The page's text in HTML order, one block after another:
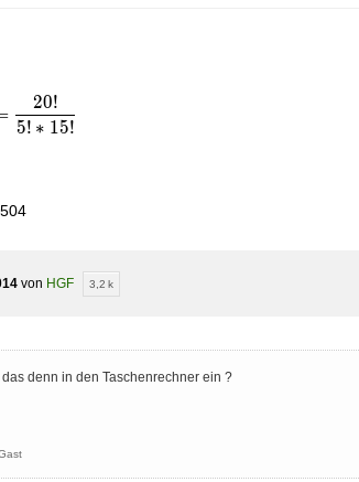
5)!} = \frac {20!}{5!*15!}
5! ∗ 15!
20!
von HGF 3,2 k
denn in den Taschenrechner ein ?